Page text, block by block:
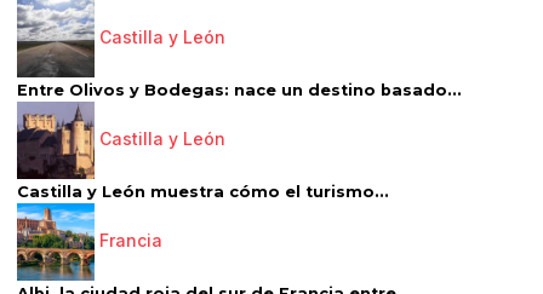
Castilla y León
Entre Olivos y Bodegas: nace un destino basado...
Castilla y León
Castilla y León muestra cómo el turismo...
Francia